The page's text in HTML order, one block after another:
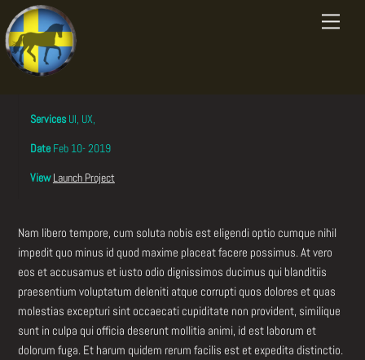
to
content
Menu
ServicesUI, UX,
DateFeb 10- 2019
View Launch Project
Nam libero tempore, cum soluta nobis est eligendi optio cumque nihil
impedit quo minus id quod maxime placeat facere possimus. At vero
eos et accusamus et iusto odio dignissimos ducimus qui blanditiis
praesentium voluptatum deleniti atque corrupti quos dolores et quas
molestias excepturi sint occaecati cupiditate non provident, similique
sunt in culpa qui officia deserunt mollitia animi, id est laborum et
dolorum fuga. Et harum quidem rerum facilis est et expedita distinctio.